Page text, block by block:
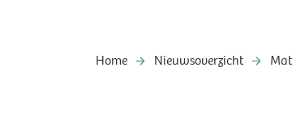
Home Nieuwsoverzicht